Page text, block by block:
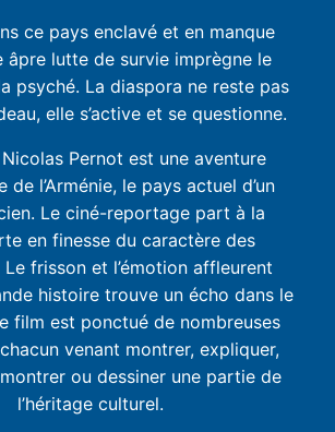
ce pays enclavé et en manque
âpre lutte de survie imprègne le
psyché. La diaspora ne reste pas
elle s’active et se questionne.
Pernot est une aventure
l’Arménie, le pays actuel d’un
Le ciné-reportage part à la
en finesse du caractère des
Le frisson et l’émotion affleurent
histoire trouve un écho dans le
film est ponctué de nombreuses
venant montrer, expliquer,
ou dessiner une partie de
l’héritage culturel.